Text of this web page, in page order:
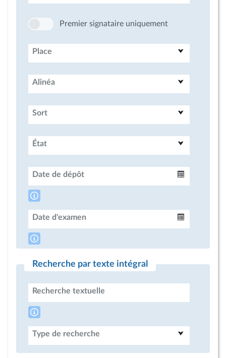
Premier signataire uniquement
Place
Alinéa
Sort
État
Date de dépôt
Date d'examen
Recherche par texte intégral
Recherche textuelle
Type de recherche